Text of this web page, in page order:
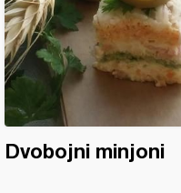
Dvobojni minjoni